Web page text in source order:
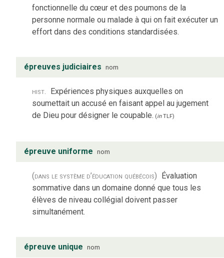
fonctionnelle du cœur et des poumons de la
personne normale ou malade à qui on fait exécuter un
effort dans des conditions standardisées.
épreuves judiciaires nom
hist. Expériences physiques auxquelles on
soumettait un accusé en faisant appel au jugement
de Dieu pour désigner le coupable. (inTLF)
épreuve uniforme nom
(dans le système d’éducation québécois) Évaluation
sommative dans un domaine donné que tous les
élèves de niveau collégial doivent passer
simultanément.
épreuve unique nom